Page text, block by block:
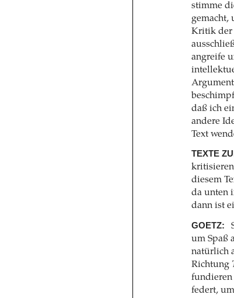
stimme
gemacht,
Kritik der
angreife
daß ich
andere
Text
TEXTE
diesem
da unten
dann ist
GOETZ:
um Spaß
natürlich
Richtung
fundieren
federt,